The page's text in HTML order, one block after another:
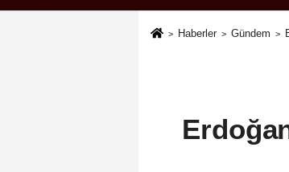
Haberler Gündem